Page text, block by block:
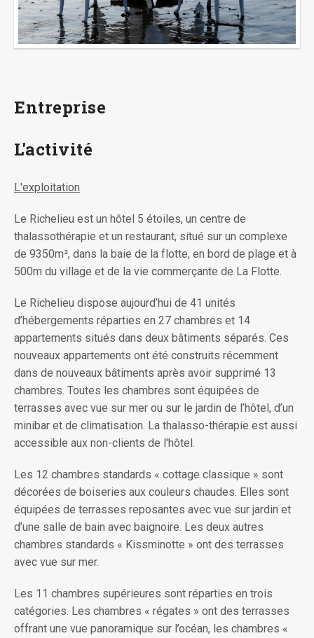
Entreprise
L'activité
L'exploitation
Le Richelieu est un hôtel 5 étoiles, un centre de
thalassothérapie et un restaurant, situé sur un complexe
de 9350m², dans la baie de la flotte, en bord de plage et à
500m du village et de la vie commerçante de La Flotte.
Le Richelieu dispose aujourd’hui de 41 unités
d’hébergements réparties en 27 chambres et 14
appartements situés dans deux bâtiments séparés. Ces
nouveaux appartements ont été construits récemment
dans de nouveaux bâtiments après avoir supprimé 13
chambres. Toutes les chambres sont équipées de
terrasses avec vue sur mer ou sur le jardin de l’hôtel, d’un
minibar et de climatisation. La thalasso-thérapie est aussi
accessible aux non-clients de l'hôtel.
Les 12 chambres standards « cottage classique » sont
décorées de boiseries aux couleurs chaudes. Elles sont
équipées de terrasses reposantes avec vue sur jardin et
d’une salle de bain avec baignoire. Les deux autres
chambres standards « Kissminotte » ont des terrasses
avec vue sur mer.
Les 11 chambres supérieures sont réparties en trois
catégories. Les chambres « régates » ont des terrasses
offrant une vue panoramique sur l’océan, les chambres «